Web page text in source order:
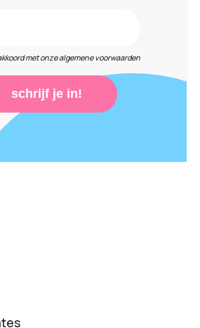
met onze algemene voorwaarden
schrijf je in!